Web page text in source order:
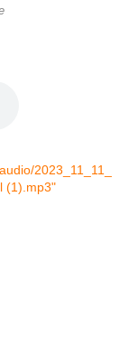
2023_11_11_
(1).mp3"